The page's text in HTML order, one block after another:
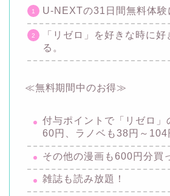
U-NEXTの31日間無料体験
「リゼロ」を好きな時に
る。
≪無料期間中のお得≫
付与ポイントで「リゼロ」
60円、ラノベも38円～104
その他の漫画も600円分買
雑誌も読み放題！